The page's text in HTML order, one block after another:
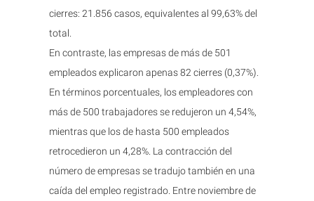
cierres: 21.856 casos, equivalentes al 99,63% del
total.
En contraste, las empresas de más de 501
empleados explicaron apenas 82 cierres (0,37%).
En términos porcentuales, los empleadores con
más de 500 trabajadores se redujeron un 4,54%,
mientras que los de hasta 500 empleados
retrocedieron un 4,28%. La contracción del
número de empresas se tradujo también en una
caída del empleo registrado. Entre noviembre de